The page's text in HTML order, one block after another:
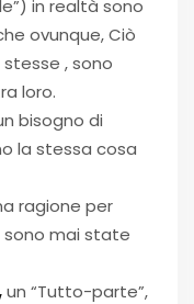
in realtà sono
ovunque, Ciò
, sono
loro.
bisogno di
la stessa cosa
ragione per
sono mai state
un “Tutto-parte”,